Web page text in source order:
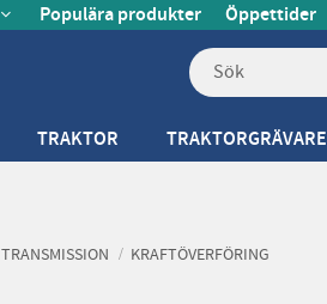
Populära produkter Öppettider
TRAKTOR TRAKTORGRÄVARE
TRANSMISSION KRAFTÖVERFÖRING